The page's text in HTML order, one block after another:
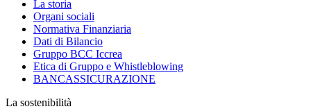
La storia
Organi sociali
Normativa Finanziaria
Dati di Bilancio
Gruppo BCC Iccrea
Etica di Gruppo e Whistleblowing
BANCASSICURAZIONE
La sostenibilità